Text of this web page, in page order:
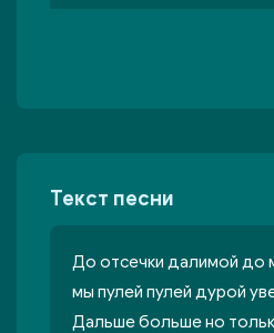
Текст песни
До отсечки далимой до
мы пулей пулей дурой
Дальше больше но